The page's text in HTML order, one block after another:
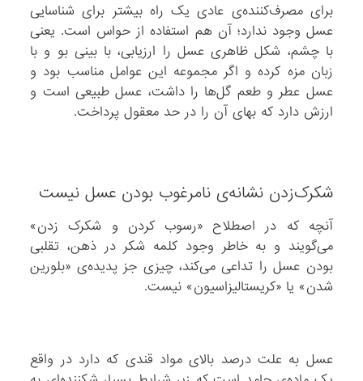
برای مصرف‌کننده‌ی عادی یک راه بیشتر برای شناسایی
عسل وجود ندارد؛ آن هم استفاده از حواس است. یعنی
با چشم، شکل ظاهری عسل را ارزیابی، با بینی بو و با
زبان مزه کرده و اگر مجموعه این عوامل مناسب بود و
عسل عطر و طعم گل‌ها را داشت، عسل طبیعی است و
ارزش دارد که بهای آن را در حد معقول پرداخت.
شکرک‌زدن نشانه‌ی نامرغوب بودن عسل نیست
آنچه که در اصطلاح «رسوب‌ کردن و شکرک زدن»
می‌گویند و به خاطر وجود کلمه شکر در ذهن، تقلبی‌
بودن عسل را تداعی می‌کند، چیزی جز پدیده‌ی «بلورین
شدن» یا «کریستالیزاسیون» نیست.
عسل به علت درصد بالای مواد قندی که دارد در واقع